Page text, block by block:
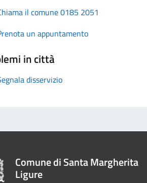
il comune 0185 2051
un appuntamento
in città
disservizio
Comune di Santa Margherita
Ligure